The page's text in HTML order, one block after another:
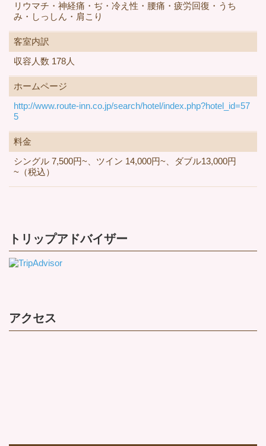
リウマチ・神経痛・ぢ・冷え性・腰痛・疲労回復・うち
み・しっしん・肩こり
客室内訳
収容人数 178人
ホームページ
http://www.route-inn.co.jp/search/hotel/index.php?hotel_id=57
5
料金
シングル 7,500円~、ツイン 14,000円~、ダブル13,000円
~（税込）
トリップアドバイザー
アクセス